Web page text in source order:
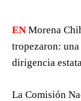
EN Morena
tropezaron:
dirigencia
La Comisión